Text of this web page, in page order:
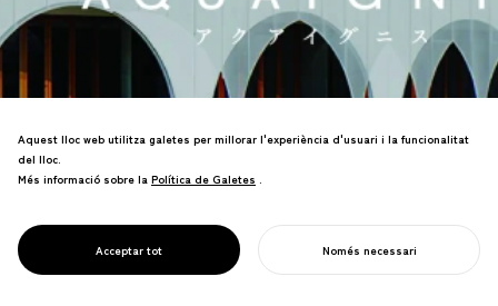
PROJECT
AQUAIGNIS
d'Aqua Ignis, un complex turístic a
Yunoyama Onsen, Prefectura de Mie.
COMENÇA EL TEU PROJECTE
Aquest lloc web utilitza galetes per millorar l'experiència d'usuari i la funcionalitat
del lloc.
Més informació sobre la Política de Galetes
Política de Galetes .
Acceptar tot Només necessari